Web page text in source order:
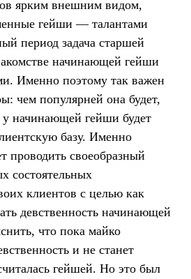
ярким внешним видом,
гейши — талантами
период задача старшей
начинающей гейши
Именно поэтому так важен
чем популярней она будет,
начинающей гейши будет
базу. Именно
проводить своеобразный
состоятельных
клиентов с целью как
девственность начинающей
что пока майко
и не станет
гейшей. Но это был